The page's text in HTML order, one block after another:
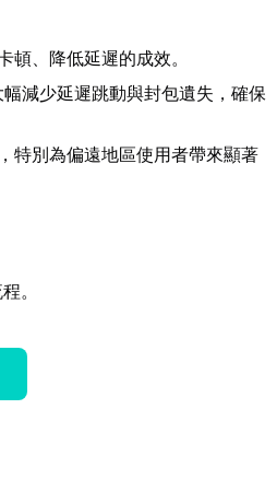
頓、降低延遲的成效。
減少延遲跳動與封包遺失，確保
特別為偏遠地區使用者帶來顯著
。